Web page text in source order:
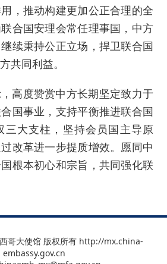
，推动构建更加公正合理的全
合国安理会常任理事国，中方
续秉持公正立场，捍卫联合国
共同利益。
高度赞赏中方长期坚定致力于
国事业，支持平衡推进联合国
三大支柱，坚持会员国主导原
改革进一步提质增效。愿同中
根本初心和宗旨，共同强化联
哥大使馆 版权所有 http://mx.china-
embassy.gov.cn